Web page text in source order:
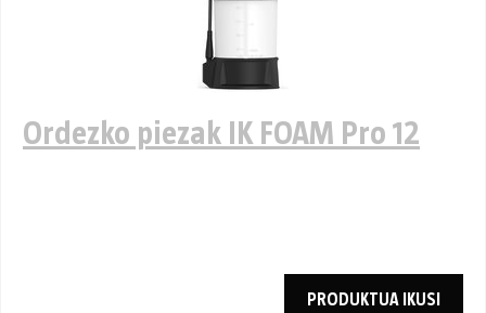
Ordezko piezak IK FOAM Pro 12
PRODUKTUA IKUSI